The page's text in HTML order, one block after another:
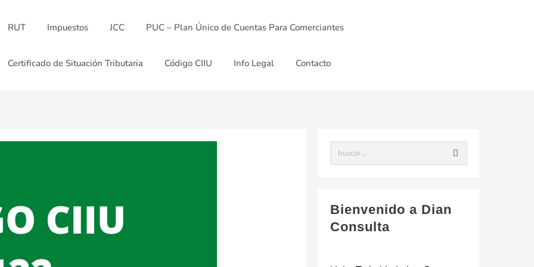
RUT Impuestos JCC PUC – Plan Único de Cuentas Para Comerciantes
Certificado de Situación Tributaria Código CIIU Info Legal Contacto
Bienvenido a Dian
Consulta